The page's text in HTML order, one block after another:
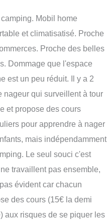
Mobil home
et climatisatisé. Proche
Proche des belles
Dommage que l'espace
est un peu réduit. Il y a 2
nageur qui surveillent à tour
et propose des cours
pour apprendre à nager
mais indépendamment
Le seul souci c'est
travaillent pas ensemble,
évident car chacun
des cours (15€ la demi
aux risques de se piquer les